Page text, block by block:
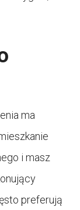
ma
i masz
preferują